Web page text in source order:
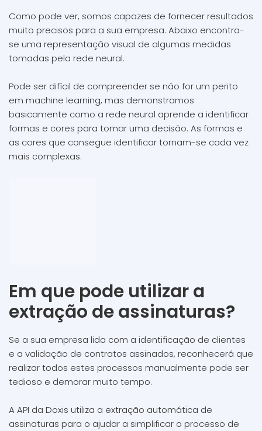
Como pode ver, somos capazes de fornecer resultados
muito precisos para a sua empresa. Abaixo encontra-
se uma representação visual de algumas medidas
tomadas pela rede neural.
Pode ser difícil de compreender se não for um perito
em machine learning, mas demonstramos
basicamente como a rede neural aprende a identificar
formas e cores para tomar uma decisão. As formas e
as cores que consegue identificar tornam-se cada vez
mais complexas.
Em que pode utilizar a
extração de assinaturas?
Se a sua empresa lida com a identificação de clientes
e a validação de contratos assinados, reconhecerá que
realizar todos estes processos manualmente pode ser
tedioso e demorar muito tempo.
A API da Doxis utiliza a extração automática de
assinaturas para o ajudar a simplificar o processo de